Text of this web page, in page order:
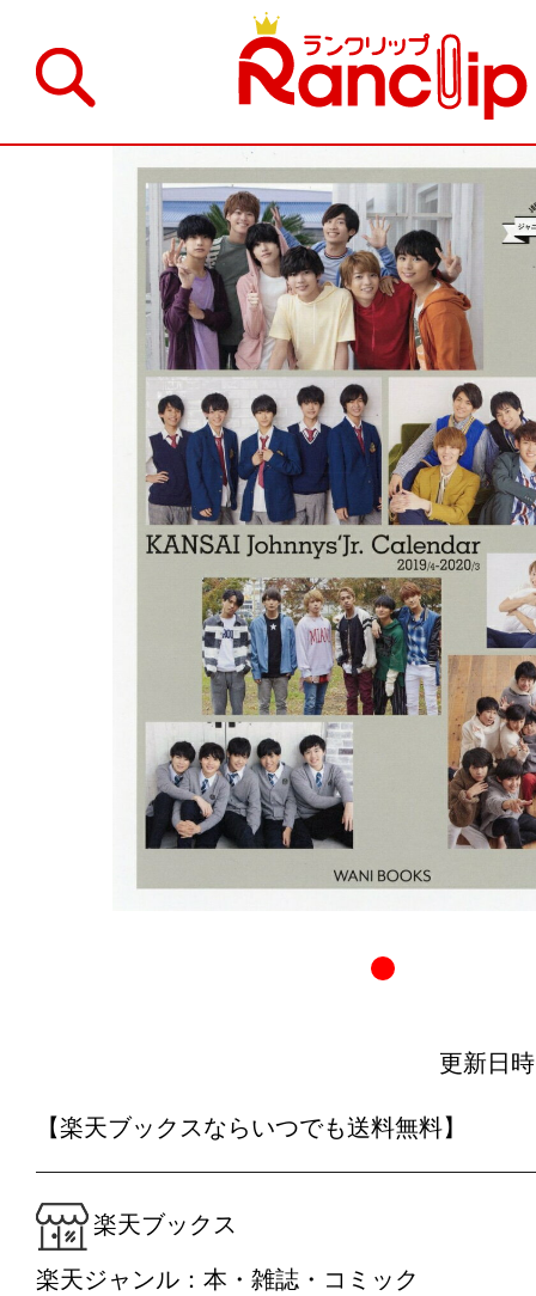
更新日
【楽天ブックスならいつでも送料無料】
楽天ブックス
楽天ジャンル：本・雑誌・コミック